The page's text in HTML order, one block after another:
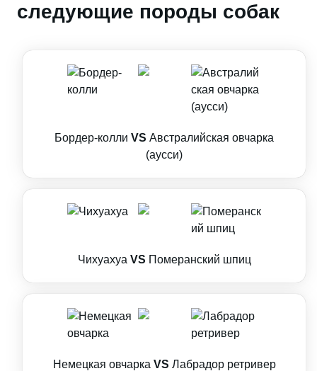
следующие породы собак
Бордер-колли VS Австралийская овчарка
(аусси)
Чихуахуа VS Померанский шпиц
Немецкая овчарка VS Лабрадор ретривер